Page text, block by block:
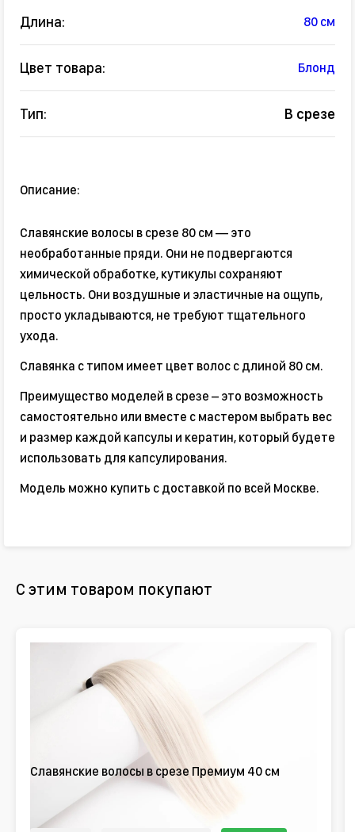
Длина: 80 см
Цвет товара: Блонд
Тип: В срезе
Описание:
Славянские волосы в срезе 80 см — это
необработанные пряди. Они не подвергаются
химической обработке, кутикулы сохраняют
цельность. Они воздушные и эластичные на ощупь,
просто укладываются, не требуют тщательного
ухода.
Славянка с типом имеет цвет волос с длиной 80 см.
Преимущество моделей в срезе – это возможность
самостоятельно или вместе с мастером выбрать вес
и размер каждой капсулы и кератин, который будете
использовать для капсулирования.
Модель можно купить с доставкой по всей Москве.
С этим товаром покупают
Славянские волосы в срезе Премиум 40 см